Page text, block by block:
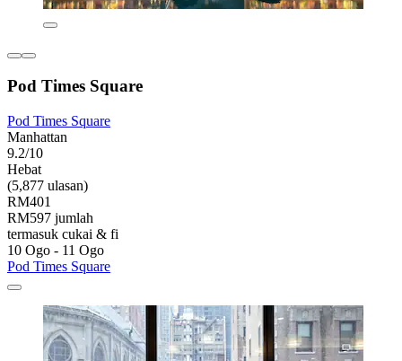
Pod Times Square
Pod Times Square
Manhattan
9.2/10
Hebat
(5,877 ulasan)
RM401
RM597 jumlah
termasuk cukai & fi
10 Ogo - 11 Ogo
Pod Times Square